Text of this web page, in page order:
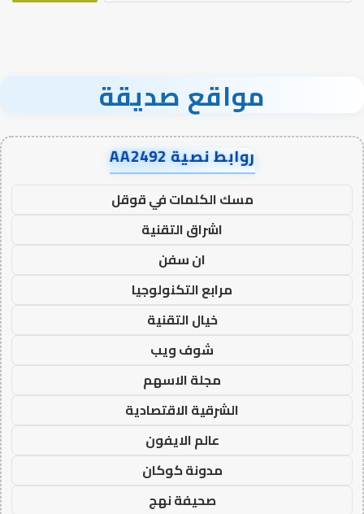
مواقع صديقة
روابط نصية AA2492
مسك الكلمات في قوقل
اشراق التقنية
ان سفن
مرابع التكنولوجيا
خيال التقنية
شوف ويب
مجلة الاسهم
الشرقية الاقتصادية
عالم الايفون
مدونة كوكان
صحيفة نهج